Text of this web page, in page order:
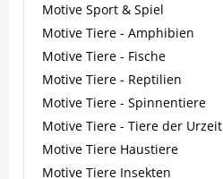
Motive Sport & Spiel
Motive Tiere - Amphibien
Motive Tiere - Fische
Motive Tiere - Reptilien
Motive Tiere - Spinnentiere
Motive Tiere - Tiere der Urzeit
Motive Tiere Haustiere
Motive Tiere Insekten